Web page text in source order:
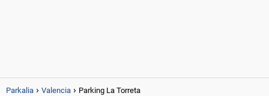
Parkalia Valencia Parking La Torreta